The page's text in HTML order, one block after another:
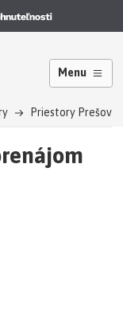
Menu
Priestory Prešov